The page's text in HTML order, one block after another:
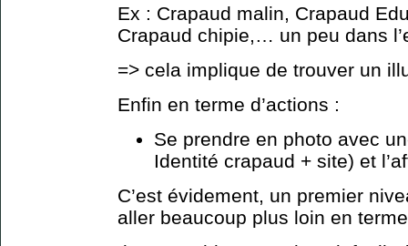
Ex : Crapaud malin, Crapaud
Crapaud chipie,… un peu dans
=> cela implique de trouver un
Enfin en terme d’actions :
Se prendre en photo avec
Identité crapaud + site) et
C’est évidement, un premier
aller beaucoup plus loin en